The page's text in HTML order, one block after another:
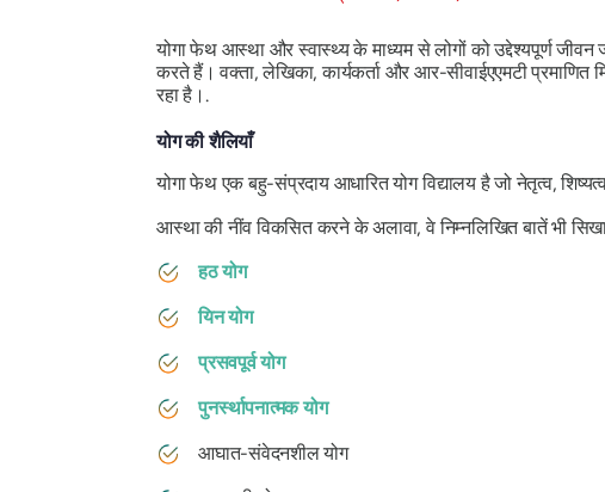
योगा फेथ आस्था और स्वास्थ्य के माध्यम से लोगों को उद्देश्यपूर्ण
करते हैं। वक्ता, लेखिका, कार्यकर्ता और आर-सीवाईएएमटी
रहा है।.
योग की शैलियाँ
योगा फेथ एक बहु-संप्रदाय आधारित योग विद्यालय है जो नेतृत्व,
आस्था की नींव विकसित करने के अलावा, वे निम्नलिखित बातें भी
हठ योग
यिन योग
प्रसवपूर्व योग
पुनर्स्थापनात्मक योग
आघात-संवेदनशील योग